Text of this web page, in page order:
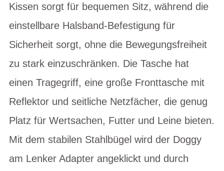
Kissen sorgt für bequemen Sitz, während die
einstellbare Halsband-Befestigung für
Sicherheit sorgt, ohne die Bewegungsfreiheit
zu stark einzuschränken. Die Tasche hat
einen Tragegriff, eine große Fronttasche mit
Reflektor und seitliche Netzfächer, die genug
Platz für Wertsachen, Futter und Leine bieten.
Mit dem stabilen Stahlbügel wird der Doggy
am Lenker Adapter angeklickt und durch